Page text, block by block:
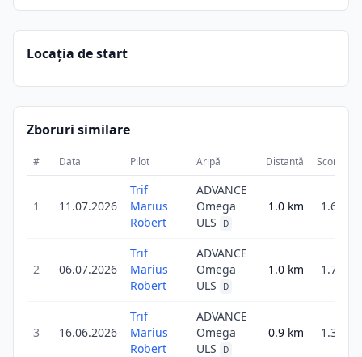
Locația de start
Zboruri similare
# Data Pilot Aripă Distanță Scor
1 11.07.2026
Trif
Marius
Robert
ADVANCE
Omega
ULS
D
1.0 km 1.6
2 06.07.2026
Trif
Marius
Robert
ADVANCE
Omega
ULS
D
1.0 km 1.7
3 16.06.2026
Trif
Marius
Robert
ADVANCE
Omega
ULS
D
0.9 km 1.3